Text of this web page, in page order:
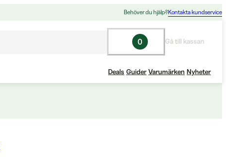
Behöver du hjälp?Kontakta kundservice
0 Gå till kassan
Deals Guider Varumärken Nyheter